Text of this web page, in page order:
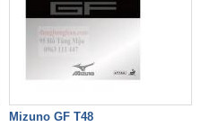
Mizuno GF T48